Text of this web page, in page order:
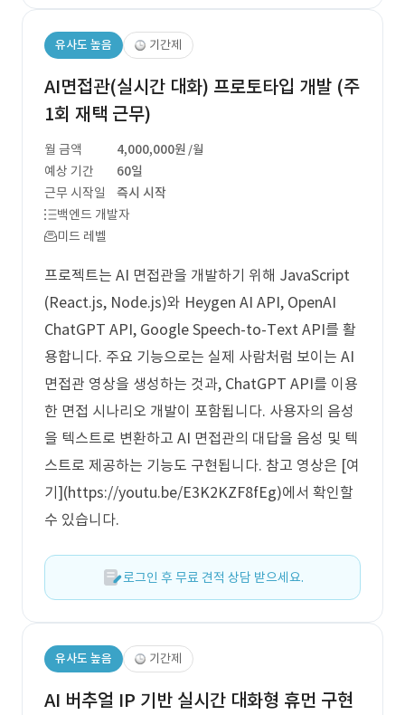
유사도 높음 기간제
AI면접관(실시간 대화) 프로토타입 개발 (주
1회 재택 근무)
월 금액 4,000,000원 /월
예상 기간
60일
근무 시작일
즉시 시작
백엔드 개발자
미드 레벨
프로젝트는 AI 면접관을 개발하기 위해 JavaScript
(React.js, Node.js)와 Heygen AI API, OpenAI
ChatGPT API, Google Speech-to-Text API를 활
용합니다. 주요 기능으로는 실제 사람처럼 보이는 AI
면접관 영상을 생성하는 것과, ChatGPT API를 이용
한 면접 시나리오 개발이 포함됩니다. 사용자의 음성
을 텍스트로 변환하고 AI 면접관의 대답을 음성 및 텍
스트로 제공하는 기능도 구현됩니다. 참고 영상은 [여
기](https://youtu.be/E3K2KZF8fEg)에서 확인할
수 있습니다.
로그인 후 무료 견적 상담 받으세요.
유사도 높음 기간제
AI 버추얼 IP 기반 실시간 대화형 휴먼 구현